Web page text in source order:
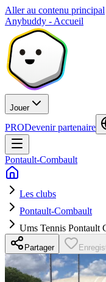
Aller au contenu principal
Anybuddy - Accueil
Jouer
PRODevenir partenaire
Pontault-Combault
Les clubs
Pontault-Combault
Ums Tennis Pontault
Partager